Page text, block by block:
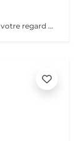
Service de Rehaussement de Cils Transformez votre regard avec notre service de rehaussement de cils, disponible avec ou sans teinture. Notre technique avancée inclut : - *Courbure Durable* : Nous sublimons vos cils naturels en leur apportant une courbure élégante et durable. - *Option avec Teinture* : Pour un effet encore plus spectaculaire, ajoutez de la couleur à vos cils, vous libérant ainsi de l'utilisation quotidienne de mascara. - *Hydratation Incluse* : Nos traitements incluent une hydratation profonde, garantissant des cils sains et forts. ### Entretien Pour maintenir l'effet souhaité et éviter d'endommager vos cils, nous recommandons de refaire le traitement toutes les 4 à 6 semaines. Ainsi, vous assurez un regard toujours éblouissant tout en préservant la santé de vos cils. Prenez rendez-vous dès aujourd'hui et sublimez la beauté naturelle de vos yeux !